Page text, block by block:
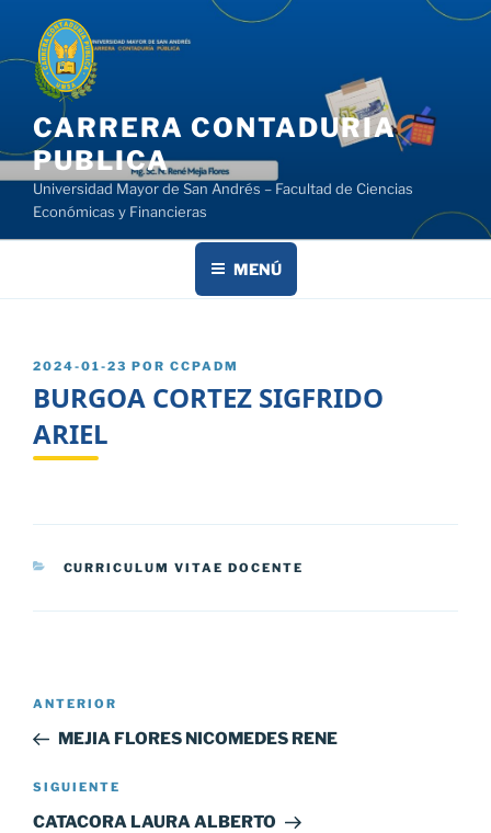
contenido
CARRERA CONTADURIA
PUBLICA
Universidad Mayor de San Andrés – Facultad de Ciencias
Económicas y Financieras
MENÚ
PUBLICADO
2024-01-23 POR CCPADM
BURGOA CORTEZ SIGFRIDO
ARIEL
CATEGORÍAS
CURRICULUM VITAE DOCENTE
Navegación
entradas
Entrada
anterior:
ANTERIOR
MEJIA FLORES NICOMEDES RENE
Siguiente
entrada
SIGUIENTE
CATACORA LAURA ALBERTO